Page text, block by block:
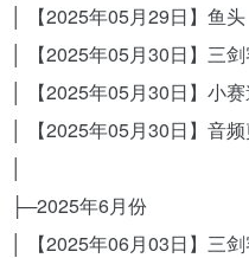
│ 【2025年05月29日】鱼
│ 【2025年05月30日】三
│ 【2025年05月30日】小
│ 【2025年05月30日】音
├─2025年6月份
│ 【2025年06月03日】三